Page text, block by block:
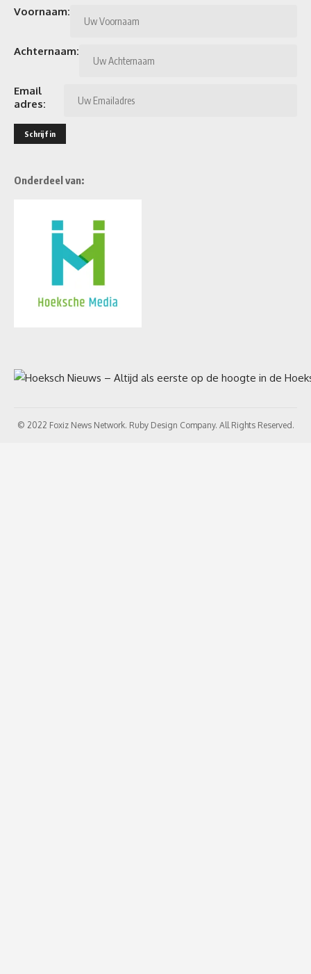
Voornaam:
Achternaam:
Email
adres:
Onderdeel van:
© 2022 Foxiz News Network. Ruby Design Company. All Rights Reserved.